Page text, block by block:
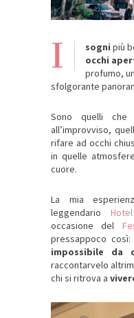
I sogni più
occhi
profumo,
sfolgorante
Sono quelli che
all’improvviso,
rifare ad occhi
in quelle
cuore.
La mia
leggendario
occasione del
pressappoco così:
impossibile da
raccontarvelo
chi si ritrova a